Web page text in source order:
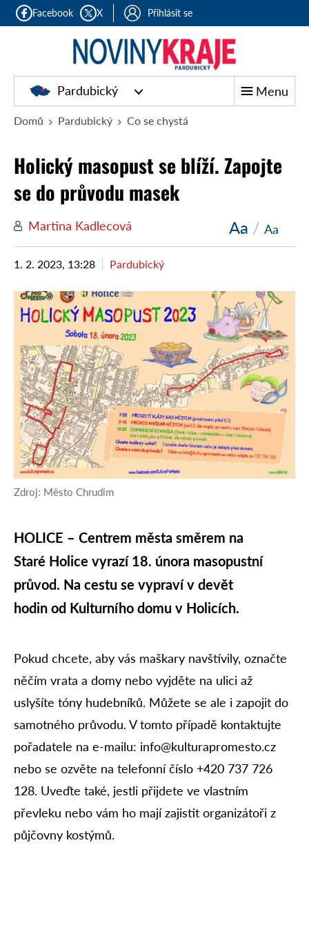
Facebook X Přihlásit se
Pardubický Menu
Domů Pardubický Co se chystá
Holický masopust se blíží. Zapojte
se do průvodu masek
Martina Kadlecová Aa / Aa
1. 2. 2023, 13:28 Pardubický
Zdroj: Město Chrudim
HOLICE – Centrem města směrem na
Staré Holice vyrazí 18. února masopustní
průvod. Na cestu se vypraví v devět
hodin od Kulturního domu v Holicích.
Pokud chcete, aby vás maškary navštívily, označte
něčím vrata a domy nebo vyjděte na ulici až
uslyšíte tóny hudebníků. Můžete se ale i zapojit do
samotného průvodu. V tomto případě kontaktujte
pořadatele na e-mailu: info@kulturapromesto.cz
nebo se ozvěte na telefonní číslo +420 737 726
128. Uveďte také, jestli přijdete ve vlastním
převleku nebo vám ho mají zajistit organizátoři z
půjčovny kostýmů.